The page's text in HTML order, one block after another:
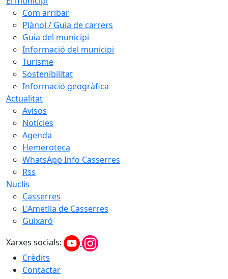
Com arribar
Plànol / Guia de carrers
Guia del municipi
Informació del municipi
Turisme
Sostenibilitat
Informació geogràfica
Actualitat
Avisos
Notícies
Agenda
Hemeroteca
WhatsApp Info Casserres
Rss
Nuclis
Casserres
L'Ametlla de Casserres
Guixaró
Xarxes socials:
Crèdits
Contactar